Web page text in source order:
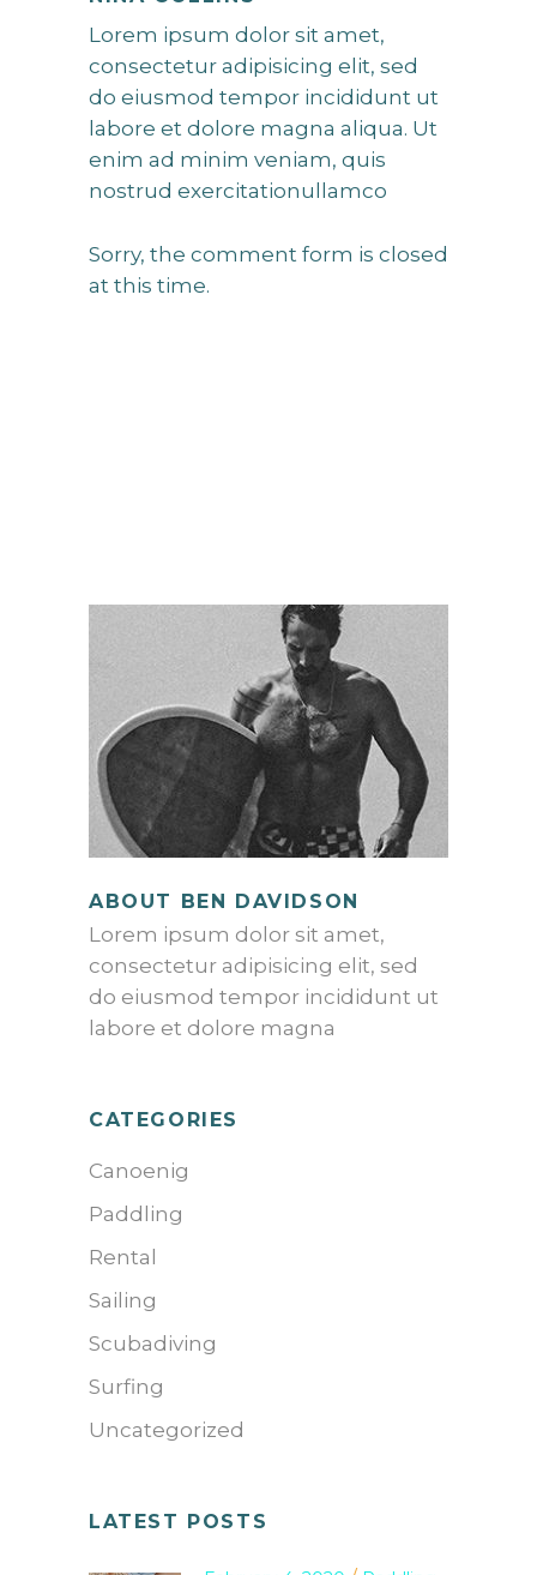
Lorem ipsum dolor sit amet,
consectetur adipisicing elit, sed
do eiusmod tempor incididunt ut
labore et dolore magna aliqua. Ut
enim ad minim veniam, quis
nostrud exercitationullamco
Sorry, the comment form is closed
at this time.
ABOUT BEN DAVIDSON
Lorem ipsum dolor sit amet,
consectetur adipisicing elit, sed
do eiusmod tempor incididunt ut
labore et dolore magna
CATEGORIES
Canoenig
Paddling
Rental
Sailing
Scubadiving
Surfing
Uncategorized
LATEST POSTS